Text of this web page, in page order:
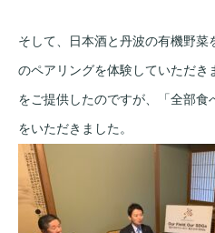
そして、日本酒と丹波の有機野菜
のペアリングを体験していただき
をご提供したのですが、「全部
をいただきました。